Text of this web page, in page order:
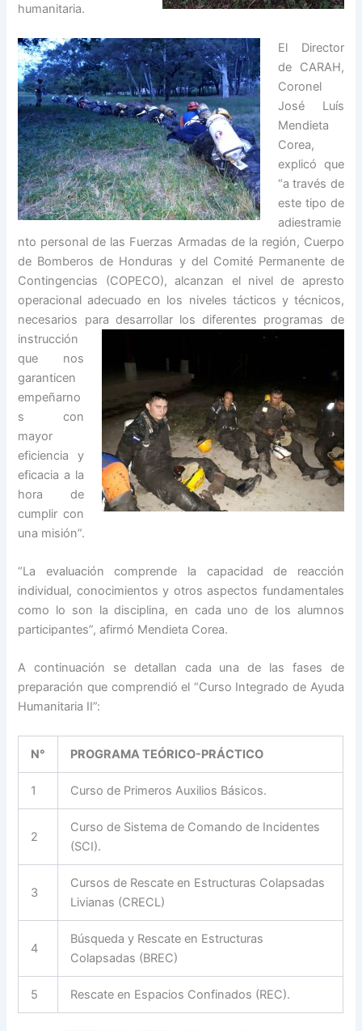
humanitaria.
El Director
de CARAH,
Coronel
José Luís
Mendieta
Corea,
explicó que
“a través de
este tipo de
adiestramie
nto personal de las Fuerzas Armadas de la región, Cuerpo
de Bomberos de Honduras y del Comité Permanente de
Contingencias (COPECO), alcanzan el nivel de apresto
operacional adecuado en los niveles tácticos y técnicos,
necesarios para desarrollar los diferentes programas de
instrucción
que nos
garanticen
empeñarno
s con
mayor
eficiencia y
eficacia a la
hora de
cumplir con
una misión”.
“La evaluación comprende la capacidad de reacción
individual, conocimientos y otros aspectos fundamentales
como lo son la disciplina, en cada uno de los alumnos
participantes”, afirmó Mendieta Corea.
A continuación se detallan cada una de las fases de
preparación que comprendió el “Curso Integrado de Ayuda
Humanitaria II”:
N° PROGRAMA TEÓRICO-PRÁCTICO
1 Curso de Primeros Auxilios Básicos.
2
Curso de Sistema de Comando de Incidentes
(SCI).
3
Cursos de Rescate en Estructuras Colapsadas
Livianas (CRECL)
4
Búsqueda y Rescate en Estructuras
Colapsadas (BREC)
5 Rescate en Espacios Confinados (REC).